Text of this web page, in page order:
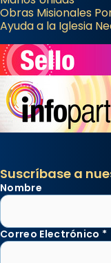
Obras Misionales
Ayuda a la Iglesia
Suscríbase a
Nombre
Correo Electrónico *